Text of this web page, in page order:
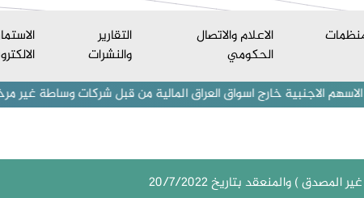
الاعلام والاتصال
الحكومي
التقارير
والنشرات
خارج اسواق العراق المالية من قبل شركات وساطة غير مرخصة
) والمنعقد بتاريخ 20/7/2022